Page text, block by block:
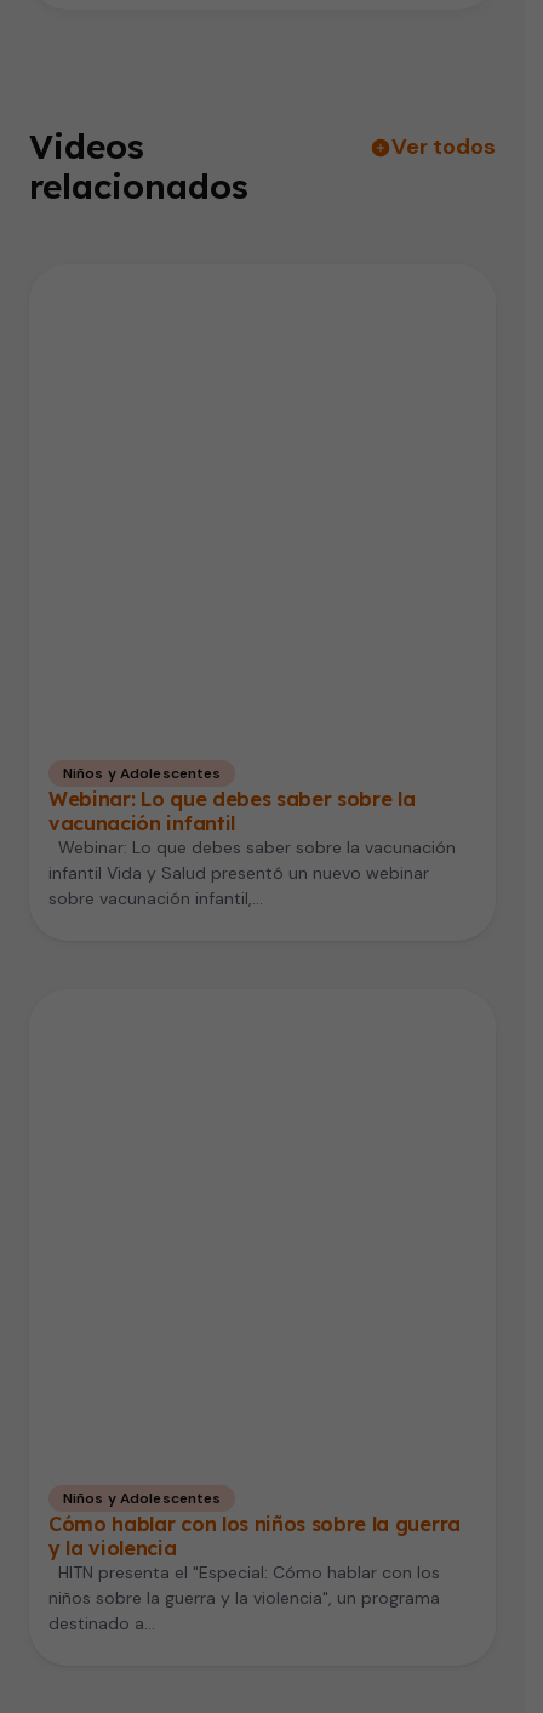
Videos
relacionados
Ver todos
Niños y Adolescentes
Webinar: Lo que debes saber sobre la
vacunación infantil
Webinar: Lo que debes saber sobre la vacunación
infantil Vida y Salud presentó un nuevo webinar
sobre vacunación infantil,…
Niños y Adolescentes
Cómo hablar con los niños sobre la guerra
y la violencia
HITN presenta el "Especial: Cómo hablar con los
niños sobre la guerra y la violencia", un programa
destinado a…